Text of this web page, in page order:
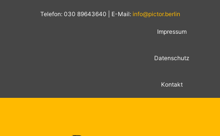
Telefon: 030 89643640 | E-Mail: info@pictor.berlin
Impressum
Datenschutz
Kontakt